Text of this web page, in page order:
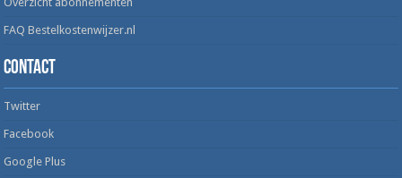
FAQ Bestelkostenwijzer.nl
Contact
Twitter
Facebook
Google Plus